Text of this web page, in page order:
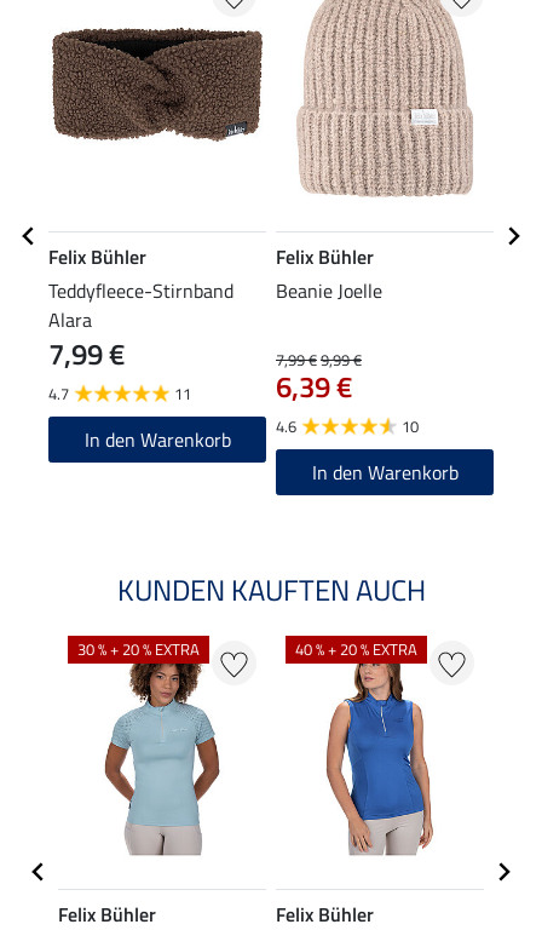
Felix Bühler
Teddyfleece-Stirnband
Alara
7,99 €
4.7 11
In den Warenkorb
Felix Bühler
Beanie Joelle
7,99 €9,99 €
6,39 €
4.6 10
In den Warenkorb
KUNDEN KAUFTEN AUCH
30 % + 20 % EXTRA
Felix Bühler
40 % + 20 % EXTRA
Felix Bühler